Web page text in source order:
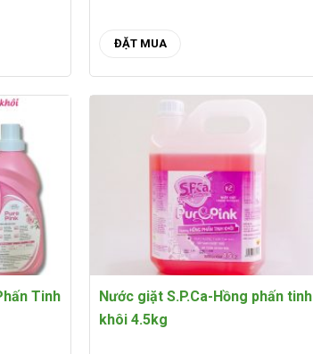
ĐẶT MUA
Tinh
Nước giặt S.P.Ca-Hồng phấn tinh
khôi 4.5kg